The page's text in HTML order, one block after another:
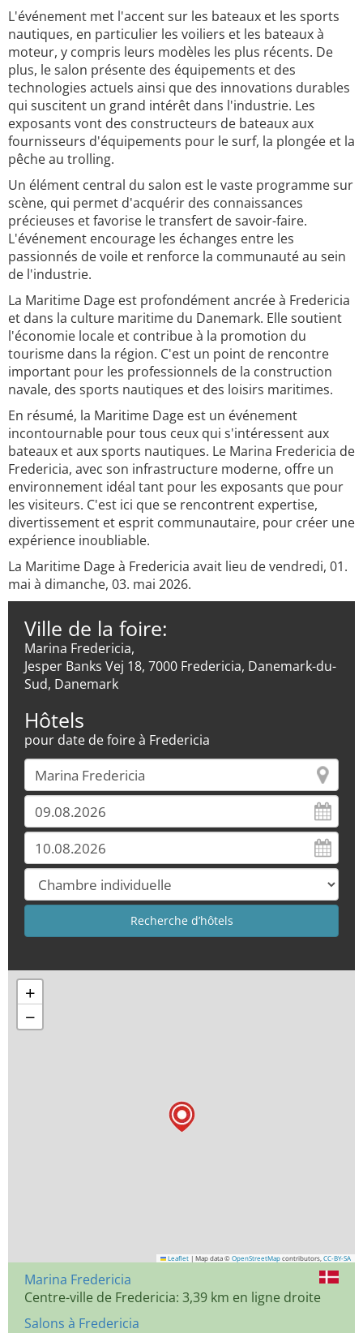
L'événement met l'accent sur les bateaux et les sports
nautiques, en particulier les voiliers et les bateaux à
moteur, y compris leurs modèles les plus récents. De
plus, le salon présente des équipements et des
technologies actuels ainsi que des innovations durables
qui suscitent un grand intérêt dans l'industrie. Les
exposants vont des constructeurs de bateaux aux
fournisseurs d'équipements pour le surf, la plongée et la
pêche au trolling.
Un élément central du salon est le vaste programme sur
scène, qui permet d'acquérir des connaissances
précieuses et favorise le transfert de savoir-faire.
L'événement encourage les échanges entre les
passionnés de voile et renforce la communauté au sein
de l'industrie.
La Maritime Dage est profondément ancrée à Fredericia
et dans la culture maritime du Danemark. Elle soutient
l'économie locale et contribue à la promotion du
tourisme dans la région. C'est un point de rencontre
important pour les professionnels de la construction
navale, des sports nautiques et des loisirs maritimes.
En résumé, la Maritime Dage est un événement
incontournable pour tous ceux qui s'intéressent aux
bateaux et aux sports nautiques. Le Marina Fredericia de
Fredericia, avec son infrastructure moderne, offre un
environnement idéal tant pour les exposants que pour
les visiteurs. C'est ici que se rencontrent expertise,
divertissement et esprit communautaire, pour créer une
expérience inoubliable.
La Maritime Dage à Fredericia avait lieu de vendredi, 01.
mai à dimanche, 03. mai 2026.
Ville de la foire:
Marina Fredericia,
Jesper Banks Vej 18, 7000 Fredericia, Danemark-du-
Sud, Danemark
Hôtels
pour date de foire à Fredericia
+
−
Leaflet | Map data © OpenStreetMap contributors, CC-BY-SA
Marina Fredericia
Centre-ville de Fredericia: 3,39 km en ligne droite
Salons à Fredericia